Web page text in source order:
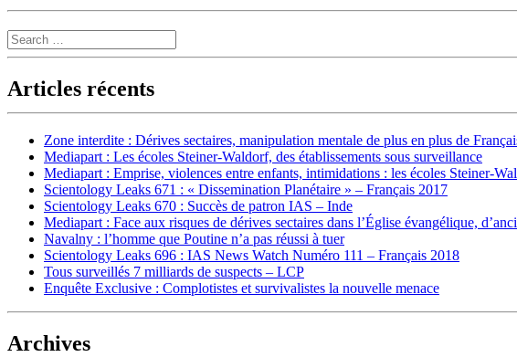
Search
Articles récents
Zone interdite : Dérives sectaires, manipulation mentale de plus en plus de
Mediapart : Les écoles Steiner-Waldorf, des établissements sous surveillance
Mediapart : Emprise, violences entre enfants, intimidations : les écoles Steiner-
Scientology Leaks 671 : « Dissemination Planétaire » – Français 2017
Scientology Leaks 670 : Succès de patron IAS – Inde
Mediapart : Face aux risques de dérives sectaires dans l’Église évangélique,
Navalny : l’homme que Poutine n’a pas réussi à tuer
Scientology Leaks 696 : IAS News Watch Numéro 111 – Français 2018
Tous surveillés 7 milliards de suspects – LCP
Enquête Exclusive : Complotistes et survivalistes la nouvelle menace
Archives